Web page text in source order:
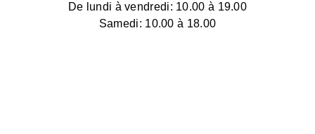
De lundi à vendredi: 10.00 à 19.00
Samedi: 10.00 à 18.00